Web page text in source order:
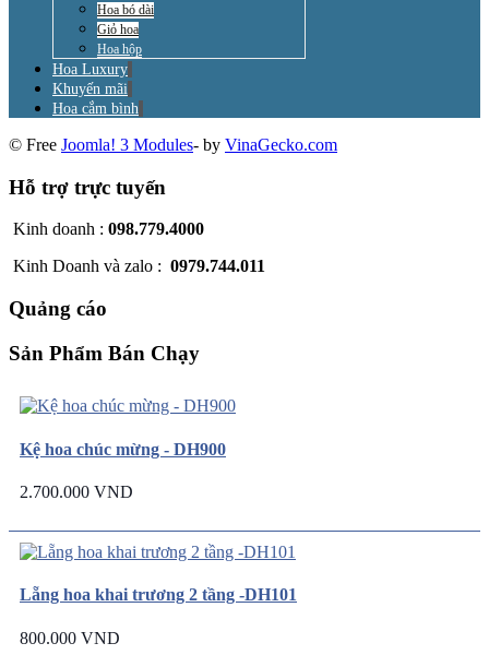
Hoa bó dài
Giỏ hoa
Hoa hộp
Hoa Luxury
Khuyến mãi
Hoa cắm bình
© Free Joomla! 3 Modules- by VinaGecko.com
Hỗ trợ trực tuyến
Kinh doanh : 098.779.4000
Kinh Doanh và zalo : 0979.744.011
Quảng cáo
Sản Phẩm Bán Chạy
Kệ hoa chúc mừng - DH900
2.700.000 VND
Lẵng hoa khai trương 2 tầng -DH101
800.000 VND